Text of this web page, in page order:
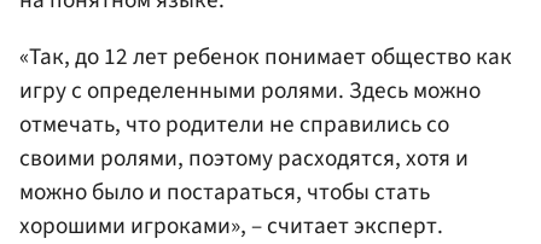
«Так, до 12 лет ребенок понимает общество как
игру с определенными ролями. Здесь можно
отмечать, что родители не справились со
своими ролями, поэтому расходятся, хотя и
можно было и постараться, чтобы стать
хорошими игроками», – считает эксперт.